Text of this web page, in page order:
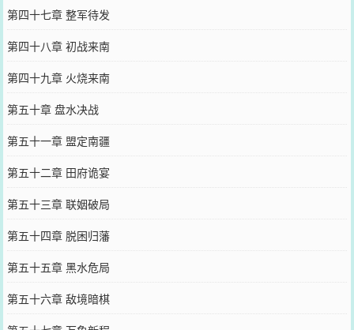
第四十七章 整军待发
第四十八章 初战来南
第四十九章 火烧来南
第五十章 盘水决战
第五十一章 盟定南疆
第五十二章 田府诡宴
第五十三章 联姻破局
第五十四章 脱困归藩
第五十五章 黑水危局
第五十六章 敌境暗棋